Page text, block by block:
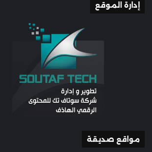
إدارة الموقع
مواقع صديقة